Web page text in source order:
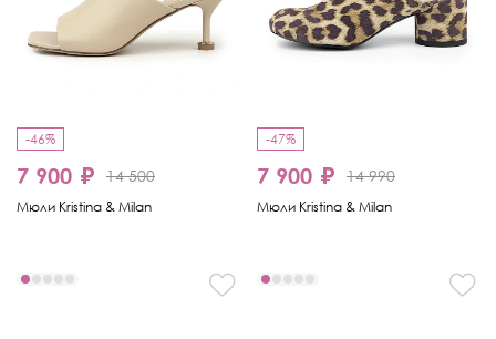
-46%
7 900 ₽ 14 500
Мюли Kristina & Milan
-47%
7 900 ₽ 14 990
Мюли Kristina & Milan